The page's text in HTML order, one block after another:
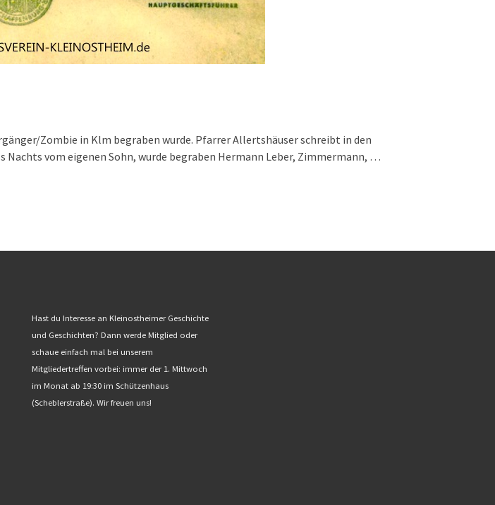
Zombie in Klm begraben wurde. Pfarrer Allertshäuser schreibt in den
vom eigenen Sohn, wurde begraben Hermann Leber, Zimmermann, …
Hast du Interesse an Kleinostheimer Geschichte
und Geschichten? Dann werde Mitglied oder
schaue einfach mal bei unserem
Mitgliedertreffen vorbei: immer der 1. Mittwoch
im Monat ab 19:30 im Schützenhaus
(Scheblerstraße). Wir freuen uns!